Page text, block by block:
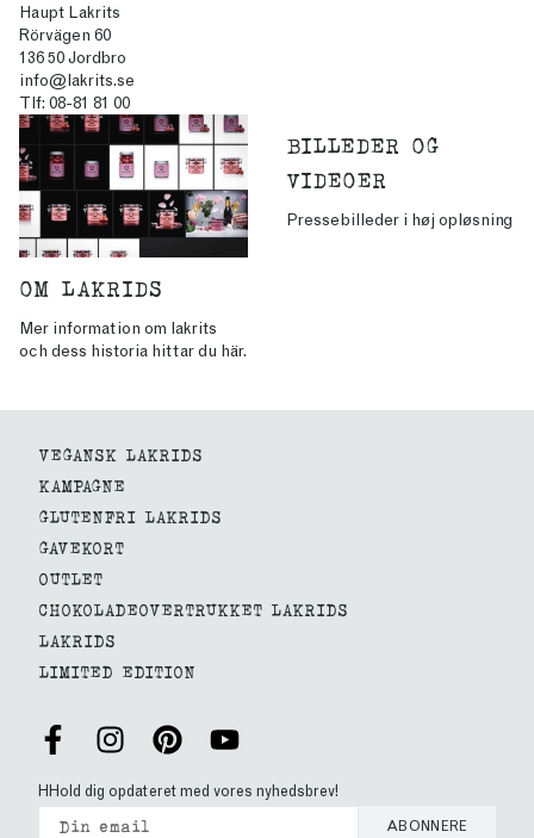
Haupt Lakrits
Rörvägen 60
136 50 Jordbro
info@lakrits.se
Tlf: 08-81 81 00
BILLEDER OG
VIDEOER
Pressebilleder i høj opløsning
OM LAKRIDS
Mer information om lakrits
och dess historia hittar du här.
VEGANSK LAKRIDS
KAMPAGNE
GLUTENFRI LAKRIDS
GAVEKORT
OUTLET
CHOKOLADEOVERTRUKKET LAKRIDS
LAKRIDS
LIMITED EDITION
HHold dig opdateret med vores nyhedsbrev!
ABONNERE